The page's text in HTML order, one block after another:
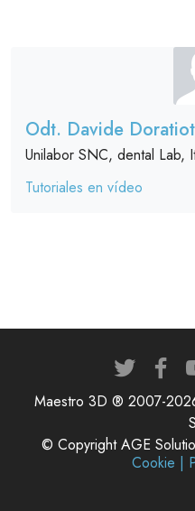
Odt. Davide
Unilabor SNC, dental Lab,
Tutoriales en vídeo
Maestro 3D ® 2007-
© Copyright AGE
Cookie |